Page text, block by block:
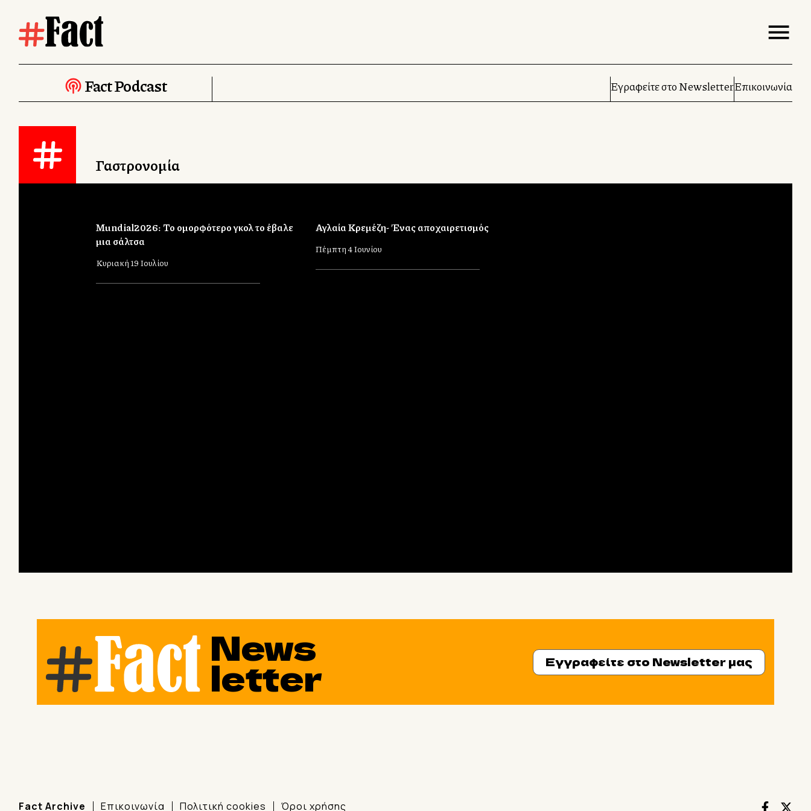
Fact Podcast Εγραφείτε στο NewsletterΕπικοινωνία
Γαστρονομία
Mundial2026: Το ομορφότερο γκολ το έβαλε
μια σάλτσα
Κυριακή 19 Ιουλίου
Αγλαία Κρεμέζη- Ένας αποχαιρετισμός
Πέμπτη 4 Ιουνίου
News
letter Εγγραφείτε στο Newsletter μας
Fact Archive Επικοινωνία Πολιτική cookies Όροι χρήσης